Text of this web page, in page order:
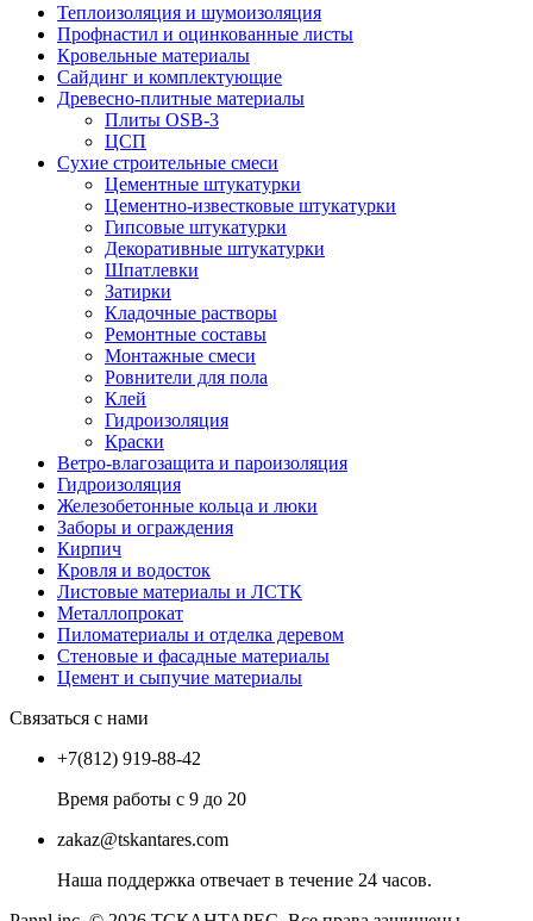
Теплоизоляция и шумоизоляция
Профнастил и оцинкованные листы
Кровельные материалы
Сайдинг и комплектующие
Древесно-плитные материалы
Плиты OSB-3
ЦСП
Сухие строительные смеси
Цементные штукатурки
Цементно-известковые штукатурки
Гипсовые штукатурки
Декоративные штукатурки
Шпатлевки
Затирки
Кладочные растворы
Ремонтные составы
Монтажные смеси
Ровнители для пола
Клей
Гидроизоляция
Краски
Ветро-влагозащита и пароизоляция
Гидроизоляция
Железобетонные кольца и люки
Заборы и ограждения
Кирпич
Кровля и водосток
Листовые материалы и ЛСТК
Металлопрокат
Пиломатериалы и отделка деревом
Стеновые и фасадные материалы
Цемент и сыпучие материалы
Связаться с нами
+7(812) 919-88-42
Время работы с 9 до 20
zakaz@tskantares.com
Наша поддержка отвечает в течение 24 часов.